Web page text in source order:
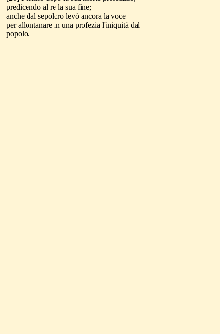
predicendo al re la sua fine;
anche dal sepolcro levò ancora la voce
per allontanare in una profezia l'iniquità dal
popolo.